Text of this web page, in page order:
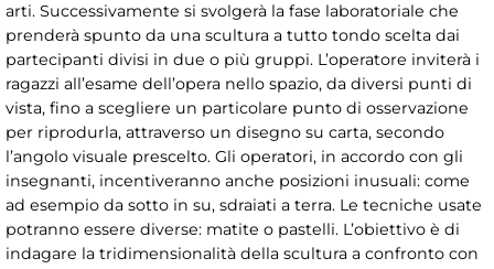
arti. Successivamente si svolgerà la fase laboratoriale che
prenderà spunto da una scultura a tutto tondo scelta dai
partecipanti divisi in due o più gruppi. L’operatore inviterà i
ragazzi all’esame dell’opera nello spazio, da diversi punti di
vista, fino a scegliere un particolare punto di osservazione
per riprodurla, attraverso un disegno su carta, secondo
l’angolo visuale prescelto. Gli operatori, in accordo con gli
insegnanti, incentiveranno anche posizioni inusuali: come
ad esempio da sotto in su, sdraiati a terra. Le tecniche usate
potranno essere diverse: matite o pastelli. L’obiettivo è di
indagare la tridimensionalità della scultura a confronto con